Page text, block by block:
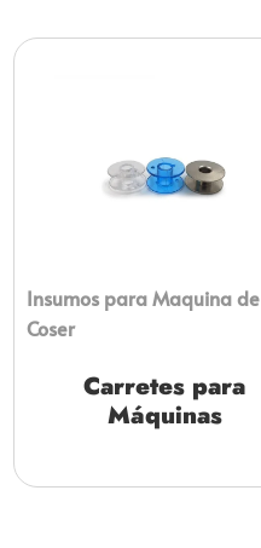
Insumos para Maquina de
Coser
Carretes para
Máquinas